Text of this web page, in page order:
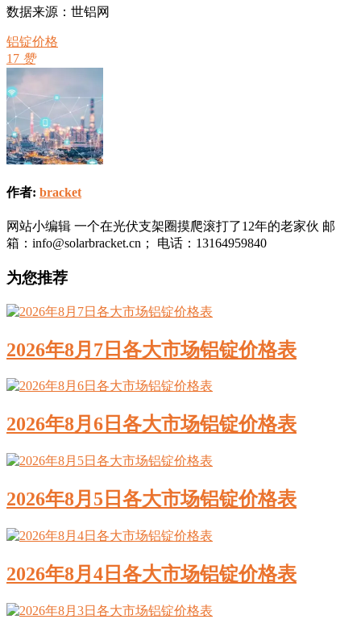
数据来源：世铝网
铝锭价格
17 赞
作者: bracket
网站小编辑 一个在光伏支架圈摸爬滚打了12年的老家伙 邮
箱：info@solarbracket.cn； 电话：13164959840
为您推荐
2026年8月7日各大市场铝锭价格表
2026年8月6日各大市场铝锭价格表
2026年8月5日各大市场铝锭价格表
2026年8月4日各大市场铝锭价格表